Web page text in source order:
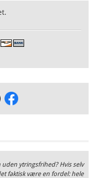
ytringsfrihed? Hvis selv
faktisk være en fordel: hele